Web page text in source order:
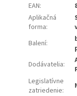
EAN:
Aplikačná
forma:
Balení:
Dodávatelia:
Legislatívne
zatriedenie: